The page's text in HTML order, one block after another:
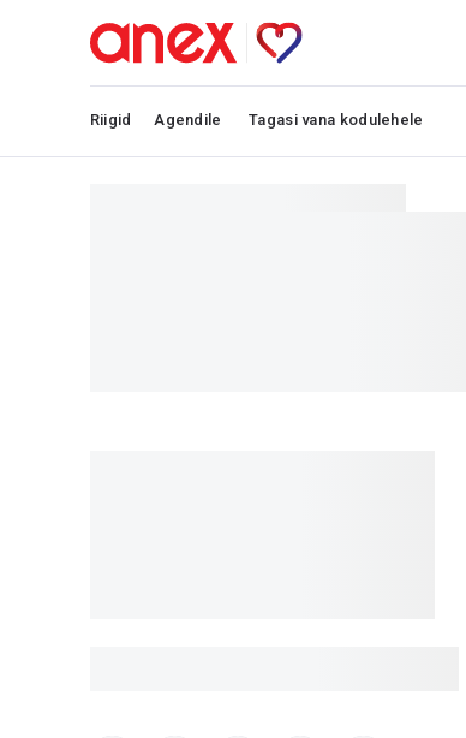
Riigid Agendile Tagasi vana kodulehele